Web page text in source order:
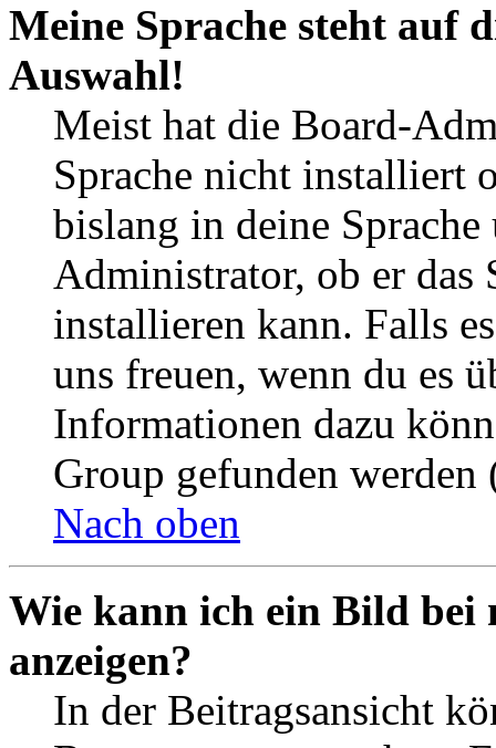
Meine Sprache steht auf
Auswahl!
Meist hat die Board-
Sprache nicht installiert
bislang in deine
Administrator, ob er das
installieren kann. Falls
uns freuen, wenn du es
Informationen dazu
Group gefunden
Nach oben
Wie kann ich ein Bild bei
anzeigen?
In der Beitragsansicht